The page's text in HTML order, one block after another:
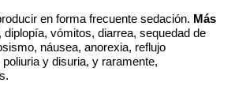
en forma frecuente sedación. Más
diplopía, vómitos, diarrea, sequedad de
náusea, anorexia, reflujo
y disuria, y raramente,